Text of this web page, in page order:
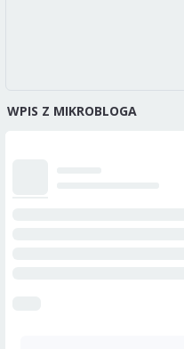
WPIS Z MIKROBLOGA